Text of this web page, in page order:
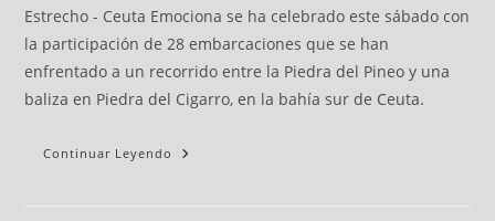
Estrecho - Ceuta Emociona se ha celebrado este sábado con
la participación de 28 embarcaciones que se han
enfrentado a un recorrido entre la Piedra del Pineo y una
baliza en Piedra del Cigarro, en la bahía sur de Ceuta.
Continuar Leyendo